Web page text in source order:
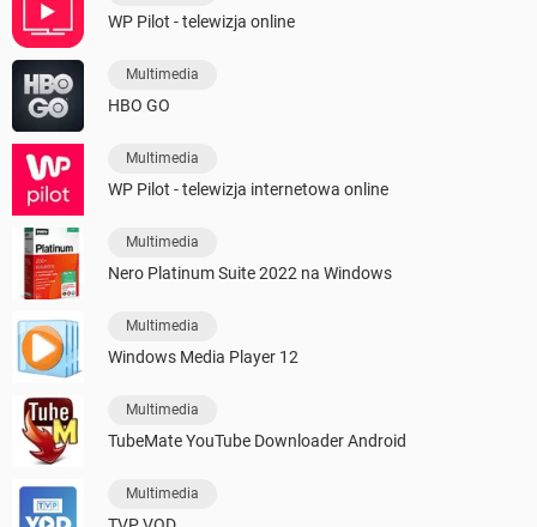
WP Pilot - telewizja online
Multimedia
HBO GO
Multimedia
WP Pilot - telewizja internetowa online
Multimedia
Nero Platinum Suite 2022 na Windows
Multimedia
Windows Media Player 12
Multimedia
TubeMate YouTube Downloader Android
Multimedia